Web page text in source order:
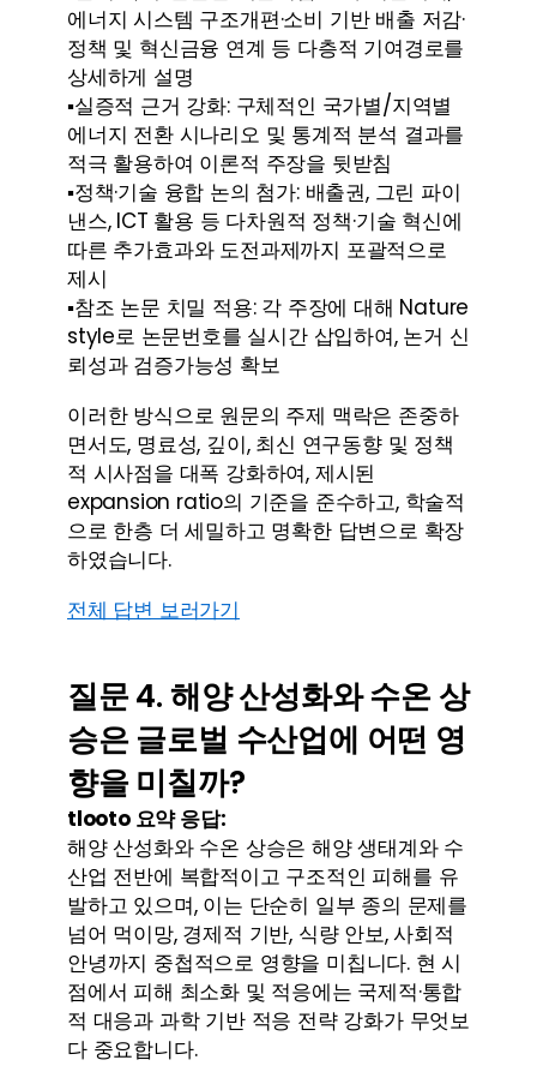
에너지 시스템 구조개편·소비 기반 배출 저감·
정책 및 혁신금융 연계 등 다층적 기여경로를
상세하게 설명
▪️실증적 근거 강화: 구체적인 국가별/지역별
에너지 전환 시나리오 및 통계적 분석 결과를
적극 활용하여 이론적 주장을 뒷받침
▪️정책·기술 융합 논의 첨가: 배출권, 그린 파이
낸스, ICT 활용 등 다차원적 정책·기술 혁신에
따른 추가효과와 도전과제까지 포괄적으로
제시
▪️참조 논문 치밀 적용: 각 주장에 대해 Nature
style로 논문번호를 실시간 삽입하여, 논거 신
뢰성과 검증가능성 확보
이러한 방식으로 원문의 주제 맥락은 존중하
면서도, 명료성, 깊이, 최신 연구동향 및 정책
적 시사점을 대폭 강화하여, 제시된
expansion ratio의 기준을 준수하고, 학술적
으로 한층 더 세밀하고 명확한 답변으로 확장
하였습니다.
전체 답변 보러가기
질문 4. 해양 산성화와 수온 상
승은 글로벌 수산업에 어떤 영
향을 미칠까?
tlooto 요약 응답:
해양 산성화와 수온 상승은 해양 생태계와 수
산업 전반에 복합적이고 구조적인 피해를 유
발하고 있으며, 이는 단순히 일부 종의 문제를
넘어 먹이망, 경제적 기반, 식량 안보, 사회적
안녕까지 중첩적으로 영향을 미칩니다. 현 시
점에서 피해 최소화 및 적응에는 국제적·통합
적 대응과 과학 기반 적응 전략 강화가 무엇보
다 중요합니다.